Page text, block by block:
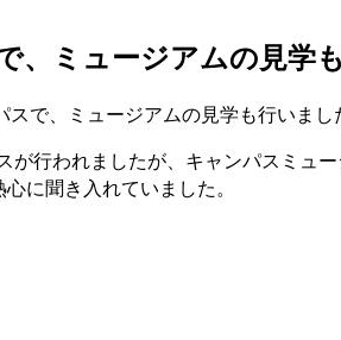
ミュージアムの見学
で、ミュージアムの見学も行いまし
行われましたが、キャンパスミュ
に聞き入れていました。